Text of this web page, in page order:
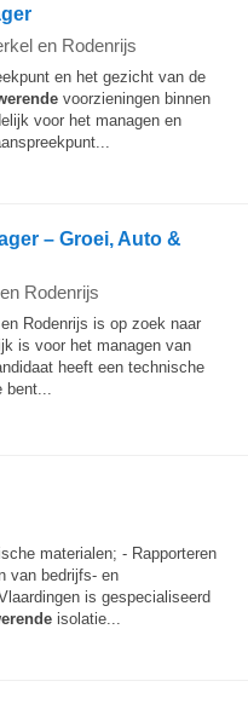
en Rodenrijs
en het gezicht van de
voorzieningen binnen
voor het managen en
– Groei, Auto &
Rodenrijs
Rodenrijs is op zoek naar
is voor het managen van
heeft een technische
bent...
materialen; - Rapporteren
van bedrijfs- en
is gespecialiseerd
isolatie...